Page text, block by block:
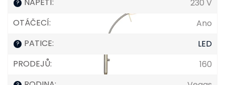
?
230 V
OTÁČECÍ: Ano
? PATICE:
LED
PRODEJŮ: 160